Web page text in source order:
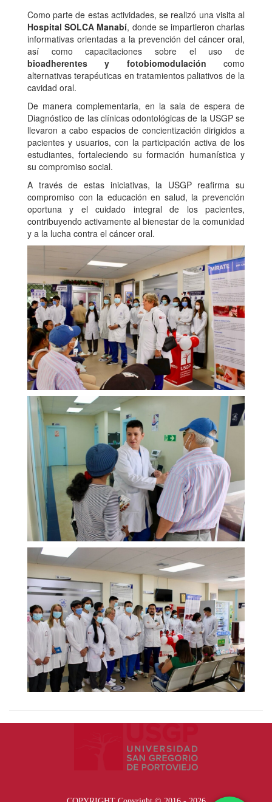
Como parte de estas actividades, se realizó una visita al
Hospital SOLCA Manabí, donde se impartieron charlas
informativas orientadas a la prevención del cáncer oral,
así como capacitaciones sobre el uso de
bioadherentes y fotobiomodulación como
alternativas terapéuticas en tratamientos paliativos de la
cavidad oral.
De manera complementaria, en la sala de espera de
Diagnóstico de las clínicas odontológicas de la USGP se
llevaron a cabo espacios de concientización dirigidos a
pacientes y usuarios, con la participación activa de los
estudiantes, fortaleciendo su formación humanística y
su compromiso social.
A través de estas iniciativas, la USGP reafirma su
compromiso con la educación en salud, la prevención
oportuna y el cuidado integral de los pacientes,
contribuyendo activamente al bienestar de la comunidad
y a la lucha contra el cáncer oral.